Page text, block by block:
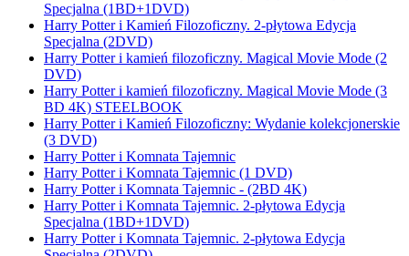
Specjalna (1BD+1DVD)
Harry Potter i Kamień Filozoficzny. 2-płytowa Edycja
Specjalna (2DVD)
Harry Potter i kamień filozoficzny. Magical Movie Mode (2
DVD)
Harry Potter i kamień filozoficzny. Magical Movie Mode (3
BD 4K) STEELBOOK
Harry Potter i Kamień Filozoficzny: Wydanie kolekcjonerskie
(3 DVD)
Harry Potter i Komnata Tajemnic
Harry Potter i Komnata Tajemnic (1 DVD)
Harry Potter i Komnata Tajemnic - (2BD 4K)
Harry Potter i Komnata Tajemnic. 2-płytowa Edycja
Specjalna (1BD+1DVD)
Harry Potter i Komnata Tajemnic. 2-płytowa Edycja